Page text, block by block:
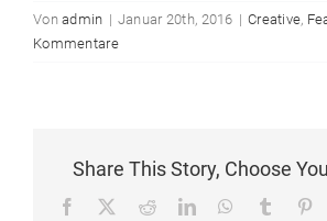
Vonadmin | Januar 20th, 2016 | Creative
Kommentare
Share This Story, Choose
Facebook RedditLinkedInWhatsApp
Tumblr